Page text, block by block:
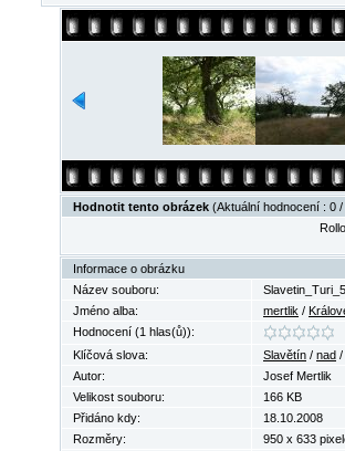
Hodnotit tento obrázek (Aktuální hodnocení : 0
Informace o obrázku
Název souboru:
Jméno alba:
mertlik /
Hodnocení (1 hlas(ů)):
Klíčová slova:
Slavětín / nad /
Autor:
Josef Mertlik
Velikost souboru:
166 KB
Přidáno kdy:
18.10.2008
Rozměry:
950 x 633